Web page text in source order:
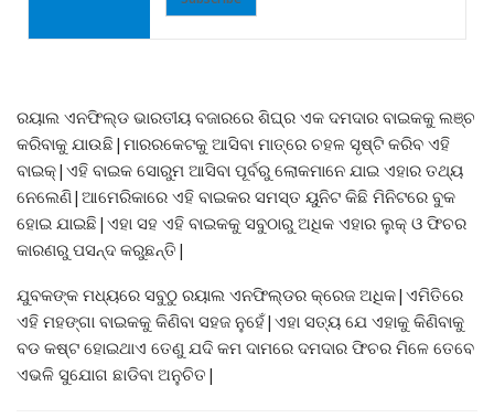
ରୟାଲ ଏନଫିଲ୍ଡ ଭାରତୀୟ ବଜାରରେ ଶିଘ୍ର ଏକ ଦମଦାର ବାଇକକୁ ଲଞ୍ଚ
କରିବାକୁ ଯାଉଛି|ମାରରକେଟକୁ ଆସିବା ମାତ୍ରେ ଚହଳ ସୃଷ୍ଟି କରିବ ଏହି
ବାଇକ୍|ଏହି ବାଇକ ସୋରୁମ ଆସିବା ପୂର୍ବରୁ ଲୋକମାନେ ଯାଇ ଏହାର ତଥ୍ୟ
ନେଲେଣି|ଆମେରିକାରେ ଏହି ବାଇକର ସମସ୍ତ ୟୁନିଟ କିଛି ମିନିଟରେ ବୁକ
ହୋଇ ଯାଇଛି|ଏହା ସହ ଏହି ବାଇକକୁ ସବୁଠାରୁ ଅଧିକ ଏହାର ଲୁକ୍ ଓ ଫିଚର
କାରଣରୁ ପସନ୍ଦ କରୁଛନ୍ତି|
ଯୁବକଙ୍କ ମଧ୍ୟରେ ସବୁଠୁ ରୟାଲ ଏନଫିଲ୍ଡର‌ କ୍ରେଜ ଅଧିକ|ଏମିତିରେ
ଏହି ମହଙ୍ଗା ବାଇକକୁ କିଣିବା ସହଜ ନୁହେଁ|ଏହା ସତ୍ୟ ଯେ ଏହାକୁ କିଣିବାକୁ
ବଡ କଷ୍ଟ ହୋଇଥାଏ ତେଣୁ ଯଦି କମ ଦାମରେ ଦମଦାର ଫିଚର ମିଳେ ତେବେ
ଏଭଳି ସୁଯୋଗ ଛାଡିବା ଅନୁଚିତ|